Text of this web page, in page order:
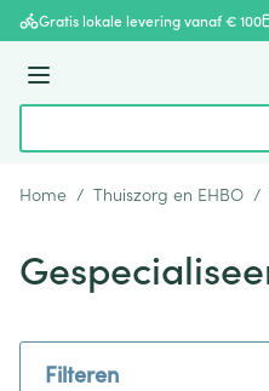
Ga naar de inhoud
Gratis lokale levering vanaf € 100
Menu
Home / Thuiszorg en EHBO /
Filteren